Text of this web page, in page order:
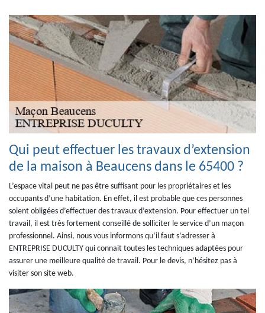
Qui peut effectuer les travaux d’extension
de la maison à Beaucens dans le 65400 ?
L’espace vital peut ne pas être suffisant pour les propriétaires et les
occupants d’une habitation. En effet, il est probable que ces personnes
soient obligées d’effectuer des travaux d’extension. Pour effectuer un tel
travail, il est très fortement conseillé de solliciter le service d’un maçon
professionnel. Ainsi, nous vous informons qu’il faut s’adresser à
ENTREPRISE DUCULTY qui connait toutes les techniques adaptées pour
assurer une meilleure qualité de travail. Pour le devis, n’hésitez pas à
visiter son site web.